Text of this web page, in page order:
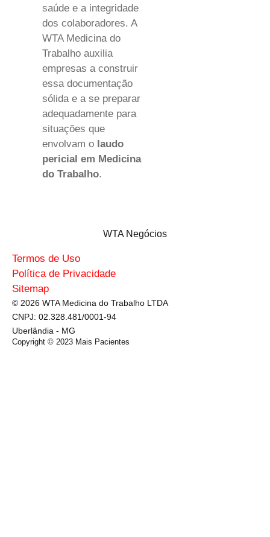
saúde e a integridade
dos colaboradores. A
WTA Medicina do
Trabalho auxilia
empresas a construir
essa documentação
sólida e a se preparar
adequadamente para
situações que
envolvam o laudo
pericial em Medicina
do Trabalho.
WTA Negócios
Termos de Uso
Política de Privacidade
Sitemap
© 2026 WTA Medicina do Trabalho LTDA
CNPJ: 02.328.481/0001-94
Uberlândia - MG
Copyright © 2023 Mais Pacientes